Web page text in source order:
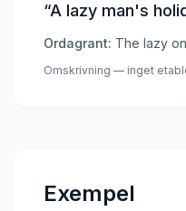
“A lazy man's
Ordagrant: The lazy
Omskrivning — inget
Exempel